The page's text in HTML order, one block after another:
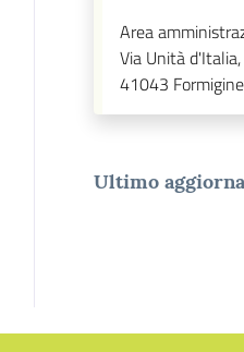
Area
Via Unità
41043 Formigine
Ultimo